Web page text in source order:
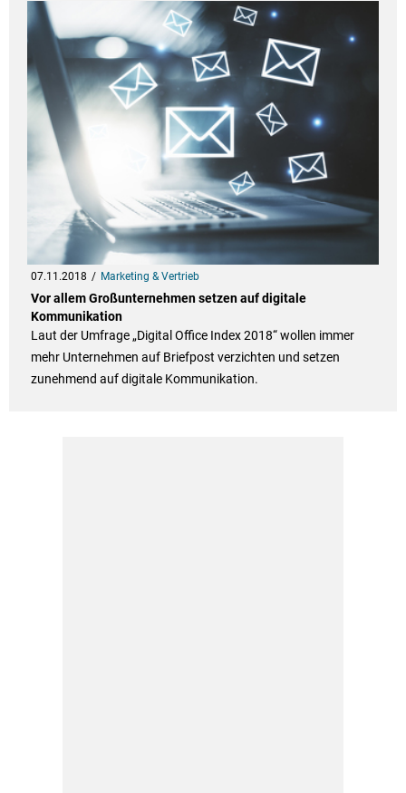
07.11.2018 Marketing & Vertrieb
Vor allem Großunternehmen setzen auf digitale
Kommunikation
Laut der Umfrage „Digital Office Index 2018“ wollen immer
mehr Unternehmen auf Briefpost verzichten und setzen
zunehmend auf digitale Kommunikation.